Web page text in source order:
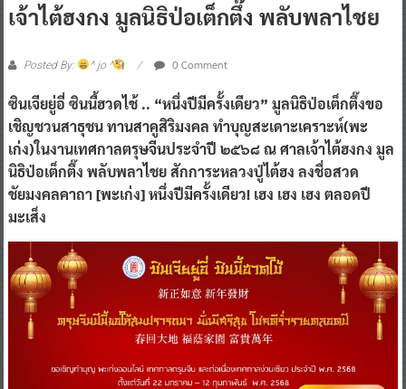
เจ้าไต้ฮงกง มูลนิธิป่อเต็กตึ๊ง พลับพลาไชย
Posted By: ^ jo ^ 0 Comment
ซินเจียยู่อี่ ซินนี้ฮวดไช้ .. “หนึ่งปีมีครั้งเดียว” มูลนิธิป่อเต็กตึ๊งขอ
เชิญชวนสาธุชน ทานสาคูสิริมงคล ทำบุญสะเดาะเคราะห์(พะ
เก่ง)ในงานเทศกาลตรุษจีนประจำปี ๒๕๖๘ ณ ศาลเจ้าไต้ฮงกง มูล
นิธิป่อเต็กตึ๊ง พลับพลาไชย สักการะหลวงปู่ไต้ฮง ลงชื่อสวด
ชัยมงคลคาถา [พะเก่ง] หนึ่งปีมีครั้งเดียว! เฮง เฮง เฮง ตลอดปี
มะเส็ง